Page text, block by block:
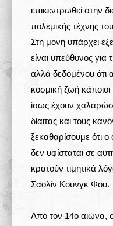
επικεντρωθεί στην
πολεμικής τέχνης
Στη μονή υπάρχει
είναι υπεύθυνος
αλλά δεδομένου ότι
κοσμική ζωή
ίσως έχουν
δίαιτας και τους
ξεκαθαρίσουμε ότι
δεν υφίσταται σε
κρατούν τιμητικά
Σαολίν Κουνγκ Φου.
Από τον 14ο αιώνα,